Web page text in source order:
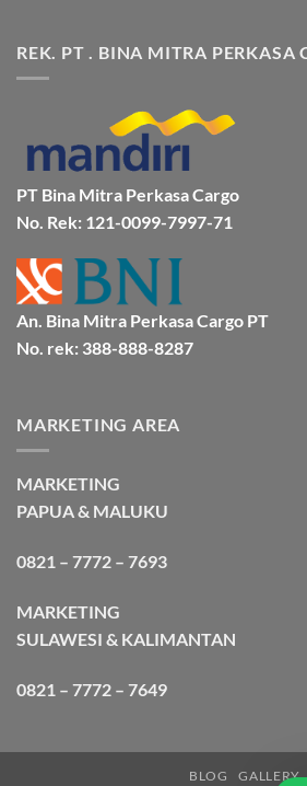
Jakarta
ke
Bitung
Lebih
pada
Ekspedisi
&
Aman
Bersama
Bmp
Cargo
REK. PT . BINA MITRA PERKASA
PT Bina Mitra Perkasa Cargo
No. Rek: 121-0099-7997-71
An. Bina Mitra Perkasa Cargo PT
No. rek: 388-888-8287
MARKETING AREA
MARKETING
PAPUA & MALUKU
0821 – 7772 – 7693
MARKETING
SULAWESI & KALIMANTAN
0821 – 7772 – 7649
BLOG GALLERY